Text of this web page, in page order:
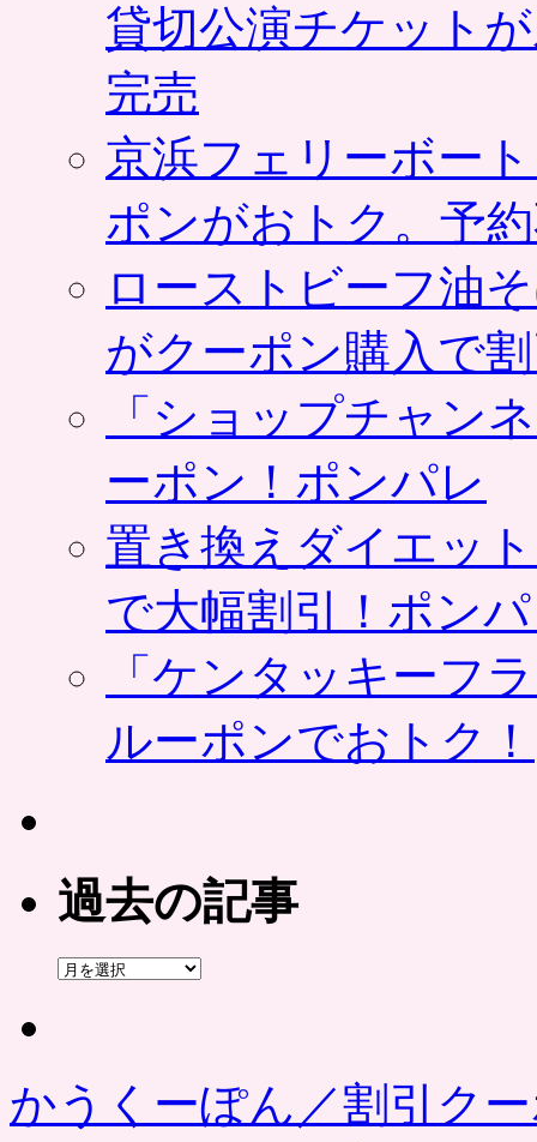
貸切公演チケット
完売
京浜フェリーボー
ポンがおトク。予
ローストビーフ油
がクーポン購入で
「ショップチャン
ーポン！ポンパレ
置き換えダイエッ
で大幅割引！ポン
「ケンタッキーフ
ルーポンでおトク！
過去の記事
過
かうくーぽん／割引ク